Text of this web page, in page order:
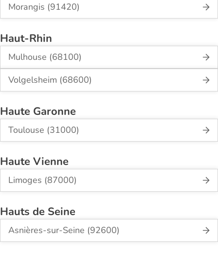
Morangis (91420)
Haut-Rhin
Mulhouse (68100)
Volgelsheim (68600)
Haute Garonne
Toulouse (31000)
Haute Vienne
Limoges (87000)
Hauts de Seine
Asnières-sur-Seine (92600)